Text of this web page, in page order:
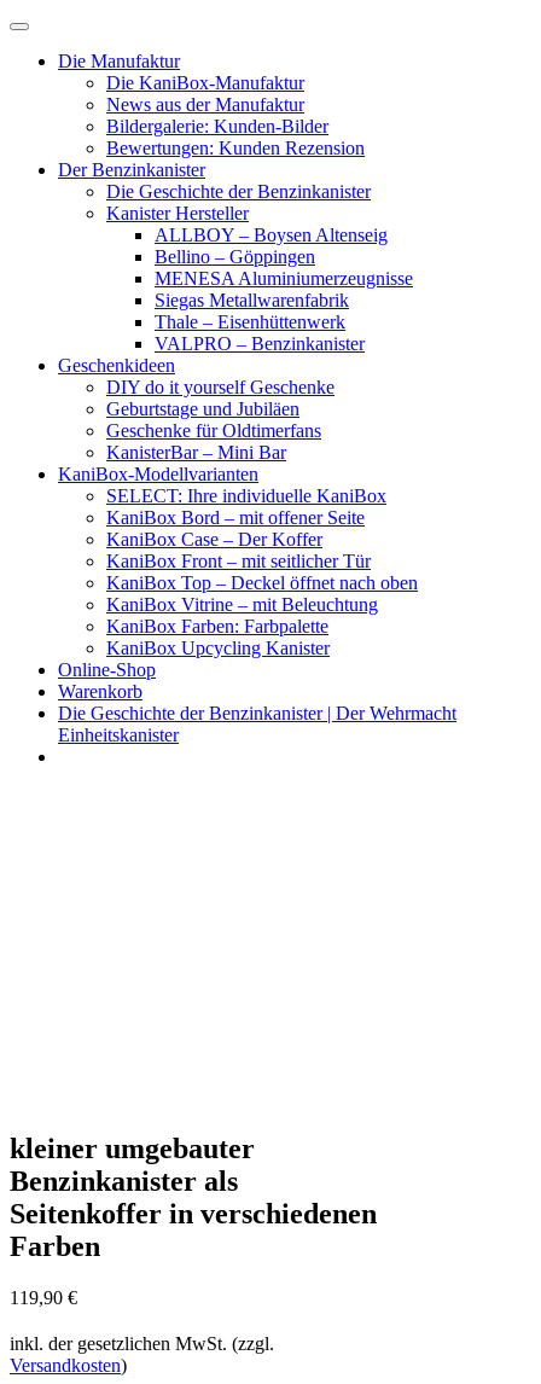
Skip
contentDie Manufaktur
Die KaniBox-Manufaktur
News aus der Manufaktur
Bildergalerie: Kunden-Bilder
Bewertungen: Kunden Rezension
Der Benzinkanister
Die Geschichte der Benzinkanister
Kanister Hersteller
ALLBOY – Boysen Altenseig
Bellino – Göppingen
MENESA Aluminiumerzeugnisse
Siegas Metallwarenfabrik
Thale – Eisenhüttenwerk
VALPRO – Benzinkanister
Geschenkideen
DIY do it yourself Geschenke
Geburtstage und Jubiläen
Geschenke für Oldtimerfans
KanisterBar – Mini Bar
KaniBox-Modellvarianten
SELECT: Ihre individuelle KaniBox
KaniBox Bord – mit offener Seite
KaniBox Case – Der Koffer
KaniBox Front – mit seitlicher Tür
KaniBox Top – Deckel öffnet nach oben
KaniBox Vitrine – mit Beleuchtung
KaniBox Farben: Farbpalette
KaniBox Upcycling Kanister
Online-Shop
Warenkorb
Die Geschichte der Benzinkanister | Der Wehrmacht
Einheitskanister
kleiner umgebauter
Benzinkanister als
Seitenkoffer in verschiedenen
Farben
119,90 €
inkl. der gesetzlichen MwSt. (zzgl.
Versandkosten)